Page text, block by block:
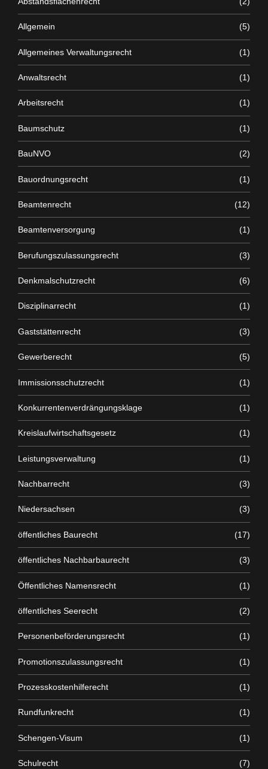
Allgemein (5)
Allgemeines Verwaltungsrecht (1)
Anwaltsrecht (1)
Arbeitsrecht (1)
Baumschutz (1)
BauNVO (2)
Bauordnungsrecht (1)
Beamtenrecht (12)
Beamtenversorgung (1)
Berufungszulassungsrecht (3)
Denkmalschutzrecht (6)
Disziplinarrecht (1)
Gaststättenrecht (3)
Gewerberecht (5)
Immissionsschutzrecht (1)
Konkurrentenverdrängungsklage (1)
Kreislaufwirtschaftsgesetz (1)
Leistungsverwaltung (1)
Nachbarrecht (3)
Niedersachsen (3)
öffentliches Baurecht (17)
öffentliches Nachbarbaurecht (3)
Öffentliches Namensrecht (1)
öffentliches Seerecht (2)
Personenbeförderungsrecht (1)
Promotionszulassungsrecht (1)
Prozesskostenhilferecht (1)
Rundfunkrecht (1)
Schengen-Visum (1)
Schulrecht (7)